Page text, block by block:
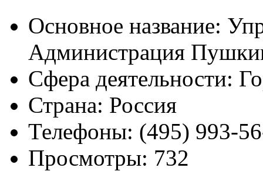
Основное название:
Администрация
Сфера деятельности:
Страна: Россия
Телефоны: (495) 993-
Просмотры: 732